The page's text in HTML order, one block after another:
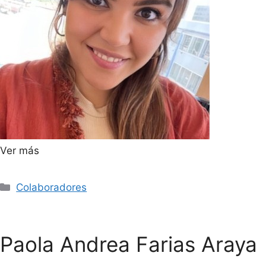
Ver más
Colaboradores
Paola Andrea Farias Araya